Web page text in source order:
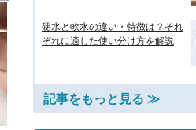
硬水と軟水の違い・特徴は？それ
ぞれに適した使い分け方を解説
記事をもっと見る ≫